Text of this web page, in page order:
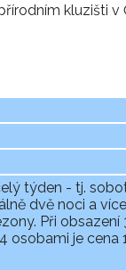
kluzišti v
týden - tj.
dvě noci a
Při obsazení
osobami je cena